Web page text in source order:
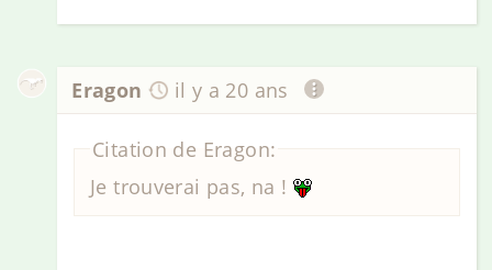
Eragon il y a 20 ans
Citation de Eragon:
Je trouverai pas, na !